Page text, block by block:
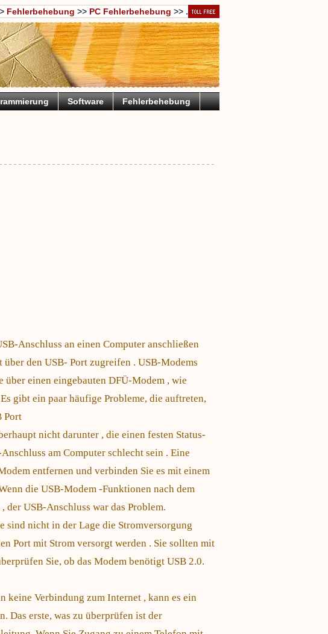
Fehlerbehebung >> PC Fehlerbehebung >> .
Software
Fehlerbehebung
Anschluss an einen Computer anschließen
den USB- Port zugreifen . USB-Modems
einen eingebauten DFÜ-Modem , wie
gibt ein paar häufige Probleme, die auftreten,
Port
nicht darunter , die einen festen Status-
am Computer schlecht sein . Eine
entfernen und verbinden Sie es mit einem
die USB-Modem -Funktionen nach dem
der USB-Anschluss war das Problem.
sind nicht in der Lage die Stromversorgung
Port mit Strom versorgt werden . Sie sollten mit
Sie, ob das Modem benötigt USB 2.0.
keine Verbindung zum Internet , kann es ein
Das erste, was zu überprüfen ist der